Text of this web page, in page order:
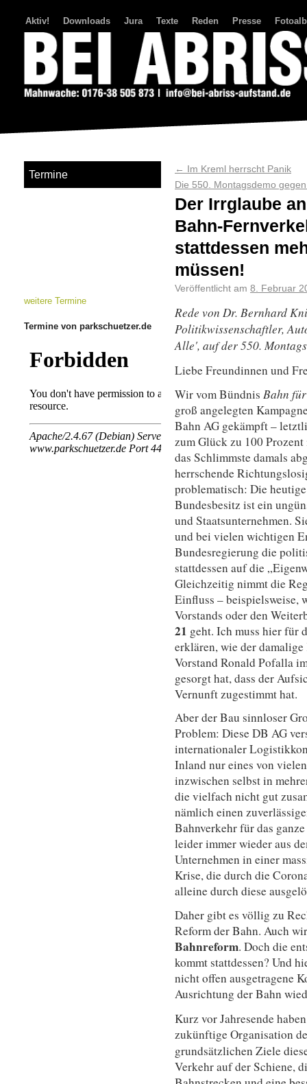
Aktiv! Downloads Jura Texte Reden Presse
←
Im Kreml herrscht Panik
Die 550. Montagsdemo
Der Irrglaube
Bahn-
stattdessen
müssen!
Veröffentlicht am 8. Februar
Rede von Dr. Bernhard
Politikwissenschaftler,
Alle', auf der 550.
Liebe Freundinnen und
Wir vom Bündnis Bahn
groß angelegten
Bahn AG gekämpft –
zum Glück zu 100
das Schlimmste damals
herrschende
problematisch: Die
Bundesbesitz ist ein
und Staatsunternehmen.
und bei vielen wichtigen
Bundesregierung die
stattdessen auf die
Gleichzeitig nimmt die
Einfluss – beispielsweise,
Vorstands oder den
21 geht. Ich muss hier für
erklären, wie der
Vorstand Ronald Pofalla
gesorgt hat, dass der
Vernunft zugestimmt hat.
Aber der Bau sinnloser
Problem: Diese DB AG
internationaler
Inland nur eines von
inzwischen selbst in
die vielfach nicht gut
nämlich einen
Bahnverkehr für das
leider immer wieder aus
Unternehmen in einer
Krise, die durch die
alleine durch diese
Daher gibt es völlig zu
Reform der Bahn. Auch
Bahnreform. Doch die
kommt stattdessen? Und
nicht offen ausgetragene
Ausrichtung der Bahn
Kurz vor Jahresende
zukünftige Organisation
grundsätzlichen Ziele
Verkehr auf der Schiene,
Termine
weitere Termine
Termine von parkschuetzer.de